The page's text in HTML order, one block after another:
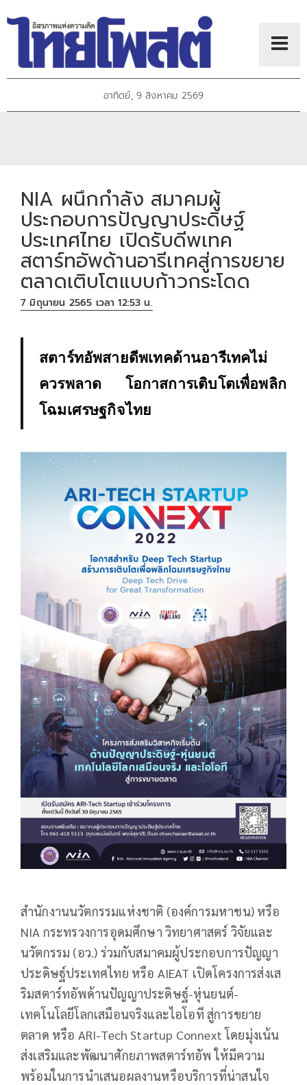
อาทิตย์, 9 สิงหาคม 2569
NIA ผนึกกำลัง สมาคมผู้
ประกอบการปัญญาประดิษฐ์
ประเทศไทย เปิดรับดีพเทค
สตาร์ทอัพด้านอารีเทคสู่การขยาย
ตลาดเติบโตแบบก้าวกระโดด
7 มิถุนายน 2565 เวลา 12:53 น.
สตาร์ทอัพสายดีพเทคด้านอารีเทคไม่
ควรพลาด โอกาสการเติบโตเพื่อพลิก
โฉมเศรษฐกิจไทย
สำนักงานนวัตกรรมแห่งชาติ (องค์การมหาชน) หรือ
NIA กระทรวงการอุดมศึกษา วิทยาศาสตร์ วิจัยและ
นวัตกรรม (อว.) ร่วมกับสมาคมผู้ประกอบการปัญญา
ประดิษฐ์ประเทศไทย หรือ AIEAT เปิดโครงการส่งเส
ริมสตาร์ทอัพด้านปัญญาประดิษฐ์-หุ่นยนต์-
เทคโนโลยีโลกเสมือนจริงและไอโอที สู่การขยาย
ตลาด หรือ ARI-Tech Startup Connext โดยมุ่งเน้น
ส่งเสริมและพัฒนาศักยภาพสตาร์ทอัพ ให้มีความ
พร้อมในการนำเสนอผลงานหรือบริการที่น่าสนใจ